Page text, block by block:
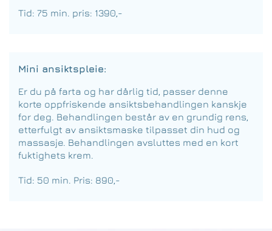
Tid: 75 min. pris: 1390,-
Mini ansiktspleie:
Er du på farta og har dårlig tid, passer denne
korte oppfriskende ansiktsbehandlingen kanskje
for deg. Behandlingen består av en grundig rens,
etterfulgt av ansiktsmaske tilpasset din hud og
massasje. Behandlingen avsluttes med en kort
fuktighets krem.
Tid: 50 min. Pris: 890,-